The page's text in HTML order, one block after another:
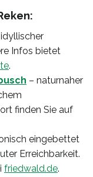
Infos bietet
.
– naturnaher
finden Sie auf
eingebettet
Erreichbarkeit.
friedwald.de.